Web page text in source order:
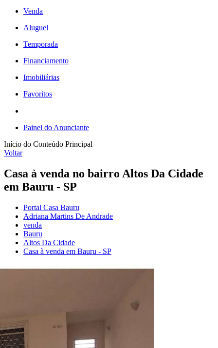
Venda
Aluguel
Temporada
Financiamento
Imobiliárias
Favoritos
Painel do Anunciante
Início do Conteúdo Principal
Voltar
Casa à venda no bairro Altos Da Cidade
em Bauru - SP
Portal Casa Bauru
Adriana Martins De Andrade
venda
Bauru
Altos Da Cidade
Casa à venda em Bauru - SP